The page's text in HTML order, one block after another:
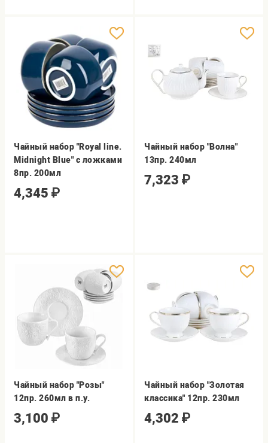
Чайный набор "Royal line.
Midnight Blue" с ложками
8пр. 200мл
4,345 ₽
Чайный набор "Волна"
13пр. 240мл
7,323 ₽
Чайный набор "Розы"
12пр. 260мл в п.у.
3,100 ₽
Чайный набор "Золотая
классика" 12пр. 230мл
4,302 ₽